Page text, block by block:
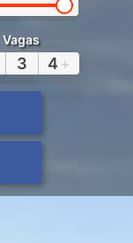
Vagas
3 4 +